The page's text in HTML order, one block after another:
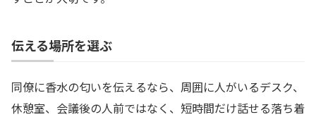
伝える場所を選ぶ
同僚に香水の匂いを伝えるなら、周囲に人がいるデスク、
休憩室、会議後の人前ではなく、短時間だけ話せる落ち着